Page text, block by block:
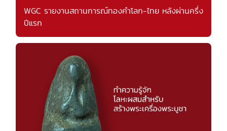
WGC รายงานสถานการณ์ทองคำโลก-ไทย หลังผ่านครึ่ง
ปีแรก